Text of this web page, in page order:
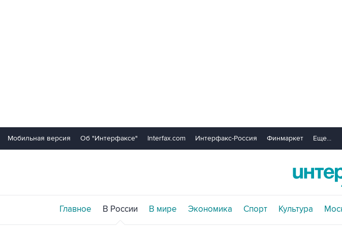
Мобильная версия Об "Интерфаксе" Interfax.com Интерфакс-Россия Финмаркет Еще...
Главное В России В мире Экономика Спорт Культура